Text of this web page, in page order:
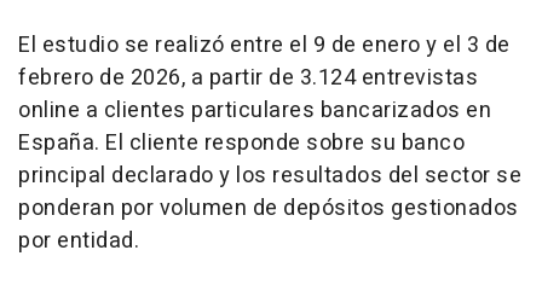
El estudio se realizó entre el 9 de enero y el 3 de
febrero de 2026, a partir de 3.124 entrevistas
online a clientes particulares bancarizados en
España. El cliente responde sobre su banco
principal declarado y los resultados del sector se
ponderan por volumen de depósitos gestionados
por entidad.